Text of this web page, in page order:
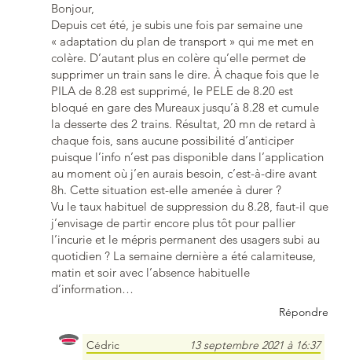
Bonjour,
Depuis cet été, je subis une fois par semaine une
« adaptation du plan de transport » qui me met en
colère. D’autant plus en colère qu’elle permet de
supprimer un train sans le dire. À chaque fois que le
PILA de 8.28 est supprimé, le PELE de 8.20 est
bloqué en gare des Mureaux jusqu’à 8.28 et cumule
la desserte des 2 trains. Résultat, 20 mn de retard à
chaque fois, sans aucune possibilité d’anticiper
puisque l’info n’est pas disponible dans l’application
au moment où j’en aurais besoin, c’est-à-dire avant
8h. Cette situation est-elle amenée à durer ?
Vu le taux habituel de suppression du 8.28, faut-il que
j’envisage de partir encore plus tôt pour pallier
l’incurie et le mépris permanent des usagers subi au
quotidien ? La semaine dernière a été calamiteuse,
matin et soir avec l’absence habituelle
d’information…
Répondre
Cédric 13 septembre 2021 à 16:37